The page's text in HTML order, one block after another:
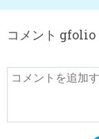
コメント